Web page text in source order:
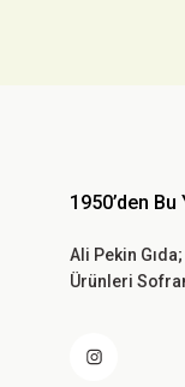
1950’den Bu
Ali Pekin
Ürünleri